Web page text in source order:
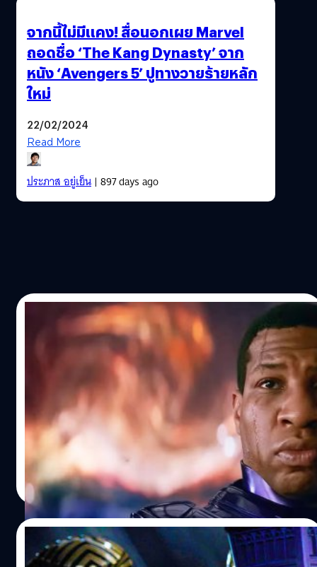
จากนี้ไม่มีแคง! สื่อนอกเผย Marvel
ถอดชื่อ ‘The Kang Dynasty’ จาก
หนัง ‘Avengers 5’ ปูทางวายร้ายหลัก
ใหม่
22/02/2024
Read More
ประภาส อยู่เย็น| 897 days ago
26/12/2023
ถ้ามาร์เวลเปลี่ยนตัวนักแสดงในบท Kang ก็จะ
ไม่มีการอธิบายในหนังว่าทำไมรูปร่างหน้าตาตัว
ละครถึงเปลี่ยนไป
นับตั้งแต่จบ 'Infinity Saga'เป็นต้นมา มาร์เวลก็เผชิญอุปสรรค
ต่าง ๆ นานามาโดยตลอด ทั้งเรื่องการเสียชีวิตของ แชดวิก โบ
สแมน (Chadwick Boseman) ทำให้มาร์เวล และผู้กำกับ ไรอัน
คูเกลอร์ (Ryan Coogler) ตั้งปรับเปลี่ยนโครงสร้างหนัง 'Black
Panther: Wakanda Forever' และผลกระทบที่มีต่อจักรวาล
ภาพยนตร์มาร์เวล แล้วมาร์เวลก็ยังประสบปัญหาโควิด-19
แพร่ระบาดเช่นเดียวกับสตูดิโออื่น ๆ ที่ส่งผลกระทบกับหนังใน
เฟสต่อไป
สุชยา เกษจำรัส| 955 days ago
Read More
19/12/2023